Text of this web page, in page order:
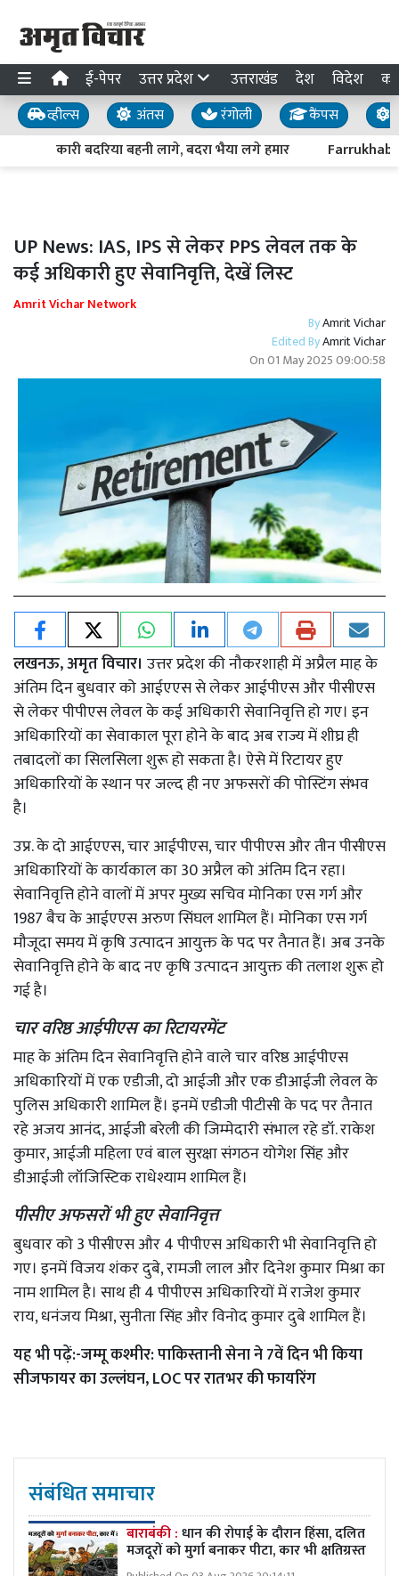
ई-पेपर उत्तर प्रदेश उत्तराखंड देश विदेश
व्हील्स अंतस रंगोली कैंपस
कारी बदरिया बहनी लागे, बदरा भैया लगे हमार
UP News: IAS, IPS से लेकर PPS लेवल तक के
कई अधिकारी हुए सेवानिवृत्ति, देखें लिस्ट
Amrit Vichar Network
ByAmrit Vichar
Edited ByAmrit Vichar
On01 May 2025 09:00:58
लखनऊ, अमृत विचार। उत्तर प्रदेश की नौकरशाही में अप्रैल माह के
अंतिम दिन बुधवार को आईएएस से लेकर आईपीएस और पीसीएस
से लेकर पीपीएस लेवल के कई अधिकारी सेवानिवृत्ति हो गए। इन
अधिकारियों का सेवाकाल पूरा होने के बाद अब राज्य में शीघ्र ही
तबादलों का सिलसिला शुरू हो सकता है। ऐसे में रिटायर हुए
अधिकारियों के स्थान पर जल्द ही नए अफसरों की पोस्टिंग संभव
है।
उप्र. के दो आईएएस, चार आईपीएस, चार पीपीएस और तीन पीसीएस
अधिकारियों के कार्यकाल का 30 अप्रैल को अंतिम दिन रहा।
सेवानिवृत्ति होने वालों में अपर मुख्य सचिव मोनिका एस गर्ग और
1987 बैच के आईएएस अरुण सिंघल शामिल हैं। मोनिका एस गर्ग
मौजूदा समय में कृषि उत्पादन आयुक्त के पद पर तैनात हैं। अब उनके
सेवानिवृत्ति होने के बाद नए कृषि उत्पादन आयुक्त की तलाश शुरू हो
गई है।
चार वरिष्ठ आईपीएस का रिटायरमेंट
माह के अंतिम दिन सेवानिवृत्ति होने वाले चार वरिष्ठ आईपीएस
अधिकारियों में एक एडीजी, दो आईजी और एक डीआईजी लेवल के
पुलिस अधिकारी शामिल हैं। इनमें एडीजी पीटीसी के पद पर तैनात
रहे अजय आनंद, आईजी बरेली की जिम्मेदारी संभाल रहे डॉ. राकेश
कुमार, आईजी महिला एवं बाल सुरक्षा संगठन योगेश सिंह और
डीआईजी लॉजिस्टिक राधेश्याम शामिल हैं।
पीसीए अफसरों भी हुए सेवानिवृत्त
बुधवार को 3 पीसीएस और 4 पीपीएस अधिकारी भी सेवानिवृत्ति हो
गए। इनमें विजय शंकर दुबे, रामजी लाल और दिनेश कुमार मिश्रा का
नाम शामिल है। साथ ही 4 पीपीएस अधिकारियों में राजेश कुमार
राय, धनंजय मिश्रा, सुनीता सिंह और विनोद कुमार दुबे शामिल हैं।
यह भी पढ़ें:-जम्मू कश्मीर: पाकिस्तानी सेना ने 7वें दिन भी किया
सीजफायर का उल्लंघन, LOC पर रातभर की फायरिंग
संबंधित समाचार
बाराबंकी :धान की रोपाई के दौरान हिंसा, दलित
मजदूरों को मुर्गा बनाकर पीटा, कार भी क्षतिग्रस्त